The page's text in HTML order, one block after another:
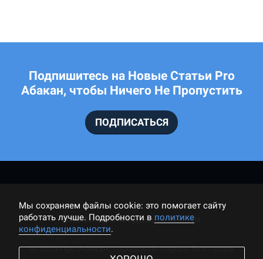
Подпишитесь на Новые Статьи Pro
Абакан, чтобы Ничего Не Пропустить
ПОДПИСАТЬСЯ
ПОЛИТИКА КОНФИДЕНЦИАЛЬНОСТИ
© 2026 Про Абакан: городской портал, Все права
Мы cохраняем файлы cookie: это помогает сайту
работать лучше. Подробности в политике
конфиденциальности.